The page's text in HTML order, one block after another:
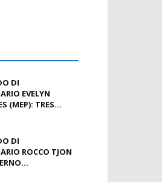
DI
EVELYN
(MEP): TRES...
DI
ROCCO TJON